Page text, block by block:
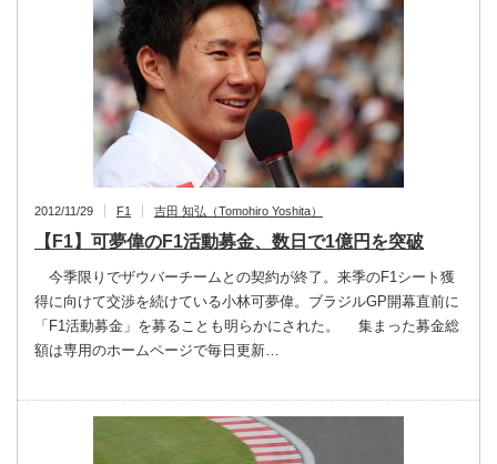
2012/11/29 F1 吉田 知弘（Tomohiro Yoshita）
【F1】可夢偉のF1活動募金、数日で1億円を突破
今季限りでザウバーチームとの契約が終了。来季のF1シート獲
得に向けて交渉を続けている小林可夢偉。ブラジルGP開幕直前に
「F1活動募金」を募ることも明らかにされた。 集まった募金総
額は専用のホームページで毎日更新…